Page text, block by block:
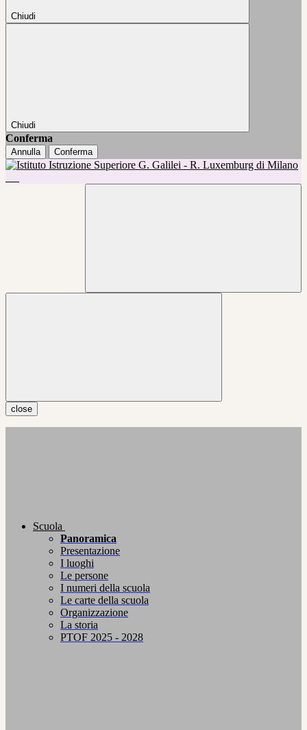
Chiudi
Chiudi
Conferma
Annulla Conferma
close
Scuola
Panoramica
Presentazione
I luoghi
Le persone
I numeri della scuola
Le carte della scuola
Organizzazione
La storia
PTOF 2025 - 2028